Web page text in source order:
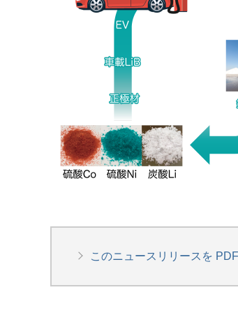
このニュースリリースを